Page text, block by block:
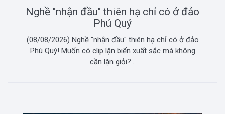
Nghề "nhận đầu" thiên hạ chỉ có ở đảo
Phú Quý
(08/08/2026) Nghề "nhận đầu" thiên hạ chỉ có ở đảo
Phú Quý! Muốn có clip lặn biển xuất sắc mà không
cần lặn giỏi?...